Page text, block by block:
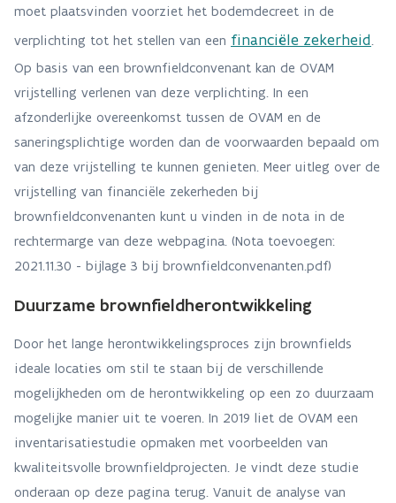
moet plaatsvinden voorziet het bodemdecreet in de
verplichting tot het stellen van een financiële zekerheid.
Op basis van een brownfieldconvenant kan de OVAM
vrijstelling verlenen van deze verplichting. In een
afzonderlijke overeenkomst tussen de OVAM en de
saneringsplichtige worden dan de voorwaarden bepaald om
van deze vrijstelling te kunnen genieten. Meer uitleg over de
vrijstelling van financiële zekerheden bij
brownfieldconvenanten kunt u vinden in de nota in de
rechtermarge van deze webpagina. (Nota toevoegen:
2021.11.30 - bijlage 3 bij brownfieldconvenanten.pdf)
Duurzame brownfieldherontwikkeling
Door het lange herontwikkelingsproces zijn brownfields
ideale locaties om stil te staan bij de verschillende
mogelijkheden om de herontwikkeling op een zo duurzaam
mogelijke manier uit te voeren. In 2019 liet de OVAM een
inventarisatiestudie opmaken met voorbeelden van
kwaliteitsvolle brownfieldprojecten. Je vindt deze studie
onderaan op deze pagina terug. Vanuit de analyse van